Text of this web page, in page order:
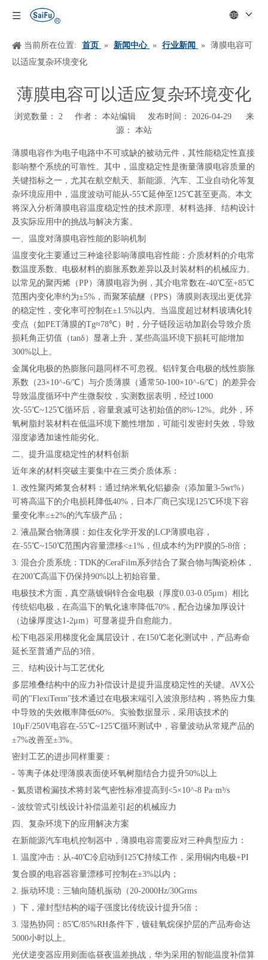
当前所在位置: 首页 » 新闻中心 » 行业新闻 »
薄膜电容可
以适应复杂环境变化
薄膜电容可以适应复杂环境变化
浏览数量： 2作者： 本站编辑 发布时间： 2026-04-29 来
源： 本站
["wechat","weibo","qzone","douban","email"]
薄膜电容作为电子电路中不可或缺的被动元件，其性能稳定性直接
影响整个系统的可靠性。其中，温度稳定性是衡量薄膜电容质量的
关键指标之一，尤其在航空航天、新能源、汽车、工业自动化等复
杂环境应用中，温度波动可能从-55℃延伸至125℃甚至更高。本文
将深入分析薄膜电容温度稳定性的技术原理、材料选择、结构设计
及实际应用中的挑战与解决方案。
一、温度对薄膜电容性能的影响机制
温度变化主要通过三种途径影响薄膜电容性能：介质材料的介电常
数温度系数、电极材料的膨胀系数差异以及封装材料的机械应力。
以常见的聚丙烯（PP）薄膜电容为例，其介电常数在-40℃至+85℃
范围内变化率约为±5%，而聚苯硫醚（PPS）薄膜则表现出更优异
的稳定性，变化率可控制在±1.5%以内。当温度超过材料玻璃化转
变点（如PET薄膜的Tg≈78℃）时，分子链段运动加剧会导致介质
损耗角正切值（tanδ）显著上升，某些高温环境下损耗可能增加
300%以上。
金属化电极的热膨胀问题同样不可忽视。铝锌复合电极的线性膨胀
系数（23×10^-6/℃）与介质薄膜（通常50-100×10^-6/℃）的差异会
导致温度循环中产生微裂纹，实测数据表明，经过1000
次-55℃~125℃循环后，容量衰减可达初始值的8%-12%。此外，环
氧树脂封装材料在低温环境下脆性增加，可能引发密封失效，导致
湿度渗透加速性能劣化。
二、提升温度稳定性的材料创新
近年来的材料突破主要集中在三类介质体系：
1. 改性聚丙烯复合材料：通过纳米氧化铝掺杂（添加量3-5wt%）
可将高温下的介电损耗降低40%，日本厂商已实现125℃环境下容
量变化率≤±2%的汽车级产品；
2. 液晶聚合物薄膜：如住友化学开发的LCP薄膜电容，
在-55℃~150℃范围内容量漂移<±1%，但成本约为PP膜的5-8倍；
3. 混合介质系统：TDK的CeraFilm系列结合了聚合物与陶瓷粉体，
在200℃高温下仍保持90%以上初始容量。
电极技术方面，真空蒸镀铜锌合金电极（厚度0.03-0.05μm）相比
传统铝电极，在高温下的氧化速率降低70%，配合边缘加厚设计
（边缘厚度达1-2μm）可显著提升自愈能力。
松下电器采用梯度化金属层设计，在150℃老化测试中，产品寿命
延长至普通产品的3倍。
三、结构设计与工艺优化
多层堆叠结构中的应力补偿设计是提升温度稳定性的关键。AVX公
司的"FlexiTerm"技术通过在电极末端引入波浪形结构，将热应力集
中导致的失效概率降低60%。实验数据显示，采用该技术的
10μF/250V电容在-55℃~125℃循环测试中，容量波动从常规产品的
±7%改善至±3%。
密封工艺的进步同样重要：
- 等离子体处理薄膜表面使环氧树脂结合力提升50%以上
- 氦质谱检漏技术将封装气密性标准提高到<5×10^-8 Pa·m³/s
- 波纹管式引线设计补偿温差引起的机械应力
四、复杂环境下的应用解决方案
在新能源汽车电机控制器中，薄膜电容需要应对三种典型应力：
1. 温度冲击：从-40℃冷启动到125℃持续工作，采用铜内电极+PI
复合膜的电容器容量漂移可控制在±3%以内；
2. 振动环境：三轴向随机振动（20-2000Hz/30Grms
）下，灌封型结构的端子强度比传统设计提升5倍；
3. 湿热协同：85℃/85%RH条件下，镀硅氧烷保护层的产品寿命达
5000小时以上。
光伏逆变器应用则面临昼夜温差挑战，华为采用的智能温度补偿算